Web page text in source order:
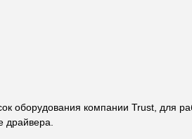
оборудования компании Trust, для